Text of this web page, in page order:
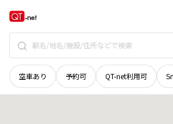
空車あり 予約可 QT-net利用可
京都府